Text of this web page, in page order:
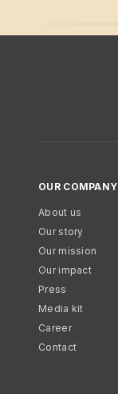
OUR COMPANY
About us
Our story
Our mission
Our impact
Press
Media kit
Career
Contact